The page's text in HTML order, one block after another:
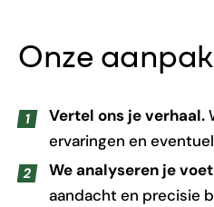
Onze aanpak
Vertel ons je verhaal.
ervaringen en
We analyseren je
aandacht en precisie